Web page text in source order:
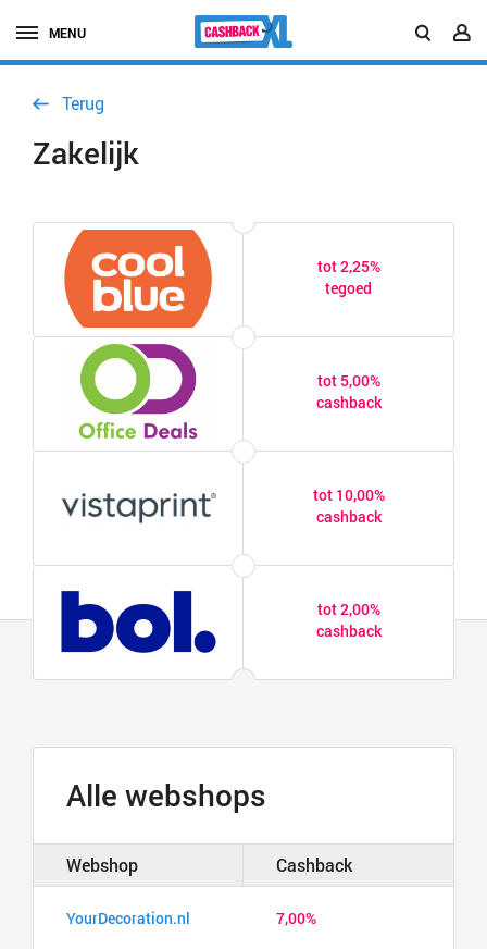
MENU
Terug
Zakelijk
tot 2,25%
tegoed
tot 5,00%
cashback
tot 10,00%
cashback
tot 2,00%
cashback
Alle webshops
Webshop Cashback
YourDecoration.nl 7,00%